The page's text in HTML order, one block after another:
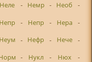
Неле - Немр - Необ
-
Непр - Непр - Нера
-
Неум - Нефр - Нече
-
- Нукл - Нюх -